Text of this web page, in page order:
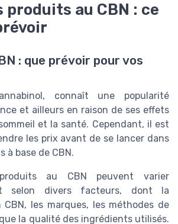
produits au CBN : ce
: que prévoir pour vos
connaît une popularité
et ailleurs en raison de ses effets
et la santé. Cependant, il est
les prix avant de se lancer dans
à base de CBN.
au CBN peuvent varier
selon divers facteurs, dont la
les marques, les méthodes de
la qualité des ingrédients utilisés.